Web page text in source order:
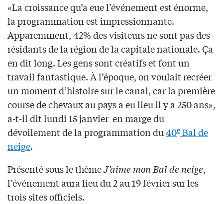
«La croissance qu’a eue l’événement est énorme,
la programmation est impressionnante.
Apparemment, 42% des visiteurs ne sont pas des
résidants de la région de la capitale nationale. Ça
en dit long. Les gens sont créatifs et font un
travail fantastique. À l’époque, on voulait recréer
un moment d’histoire sur le canal, car la première
course de chevaux au pays a eu lieu il y a 250 ans»,
a-t-il dit lundi 15 janvier en marge du
dévoilement de la programmation du40e Bal de
neige.
Présenté sous le thèmeJ’aime mon Bal de neige,
l’événement aura lieu du 2 au 19 février sur les
trois sites officiels.